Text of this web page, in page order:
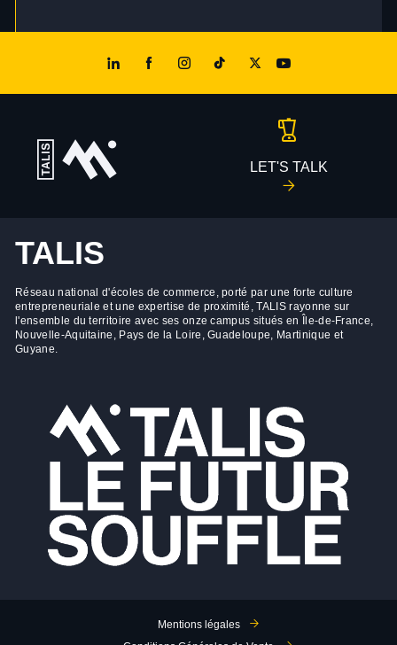
LET'S TALK
TALIS
Réseau national d'écoles de commerce, porté par une forte culture
entrepreneuriale et une expertise de proximité, TALIS rayonne sur
l'ensemble du territoire avec ses onze campus situés en Île-de-France,
Nouvelle-Aquitaine, Pays de la Loire, Guadeloupe, Martinique et
Guyane.
Mentions légales